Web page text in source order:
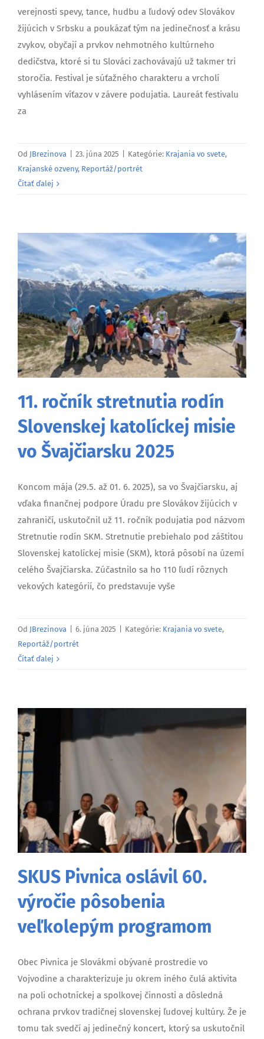
verejnosti spevy, tance, hudbu a ľudový odev Slovákov
žijúcich v Srbsku a poukázať tým na jedinečnosť a krásu
zvykov, obyčají a prvkov nehmotného kultúrneho
dedičstva, ktoré si tu Slováci zachovávajú už takmer tri
storočia. Festival je súťažného charakteru a vrcholí
vyhlásením víťazov v závere podujatia. Laureát festivalu
za
Od JBrezinova 23. júna 2025 Kategórie: Krajania vo svete,
Krajanské ozveny, Reportáž/portrét
Čítať ďalej
11. ročník stretnutia rodín
Slovenskej katolíckej misie
vo Švajčiarsku 2025
Koncom mája (29.5. až 01. 6. 2025), sa vo Švajčiarsku, aj
vďaka finančnej podpore Úradu pre Slovákov žijúcich v
zahraničí, uskutočnil už 11. ročník podujatia pod názvom
Stretnutie rodín SKM. Stretnutie prebiehalo pod záštitou
Slovenskej katolíckej misie (SKM), ktorá pôsobí na území
celého Švajčiarska. Zúčastnilo sa ho 110 ľudí rôznych
vekových kategórií, čo predstavuje vyše
Od JBrezinova 6. júna 2025 Kategórie: Krajania vo svete,
Reportáž/portrét
Čítať ďalej
SKUS Pivnica oslávil 60.
výročie pôsobenia
veľkolepým programom
Obec Pivnica je Slovákmi obývané prostredie vo
Vojvodine a charakterizuje ju okrem iného čulá aktivita
na poli ochotníckej a spolkovej činnosti a dôsledná
ochrana prvkov tradičnej slovenskej ľudovej kultúry. Že je
tomu tak svedčí aj jedinečný koncert, ktorý sa uskutočnil